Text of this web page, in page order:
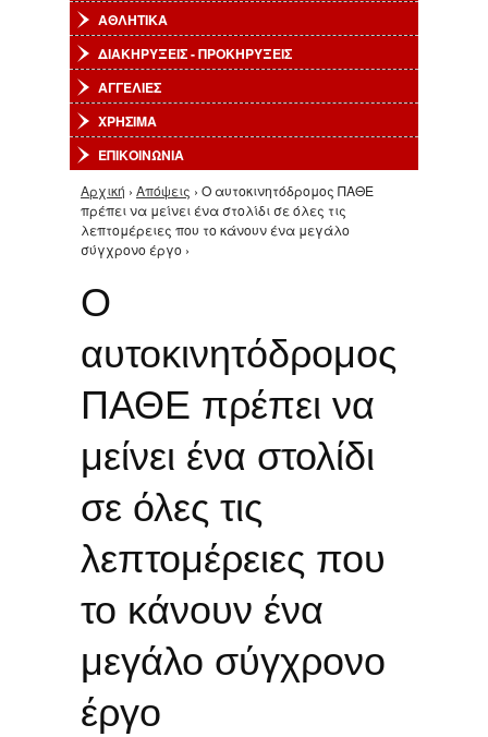
ΑΘΛΗΤΙΚΑ
ΔΙΑΚΗΡΥΞΕΙΣ - ΠΡΟΚΗΡΥΞΕΙΣ
ΑΓΓΕΛΙΕΣ
ΧΡΗΣΙΜΑ
ΕΠΙΚΟΙΝΩΝΙΑ
Είστε εδώ
Αρχική › Απόψεις › Ο αυτοκινητόδρομος ΠΑΘΕ
πρέπει να μείνει ένα στολίδι σε όλες τις
λεπτομέρειες που το κάνουν ένα μεγάλο
σύγχρονο έργο ›
Ο
αυτοκινητόδρομος
ΠΑΘΕ πρέπει να
μείνει ένα στολίδι
σε όλες τις
λεπτομέρειες που
το κάνουν ένα
μεγάλο σύγχρονο
έργο